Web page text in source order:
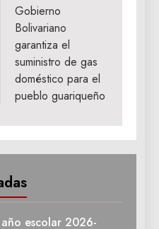
Gobierno
Bolivariano
garantiza el
suministro de gas
doméstico para el
pueblo guariqueño
escolar 2026-